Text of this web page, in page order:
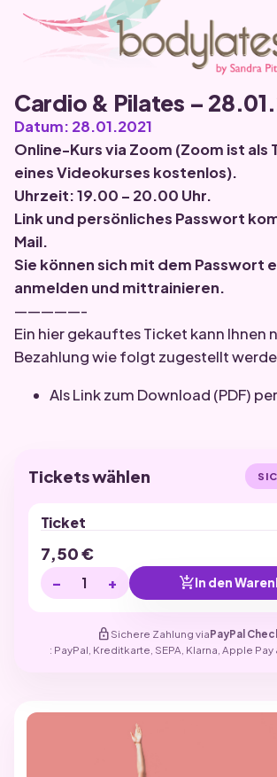
Cardio & Pilates –
Datum: 28.01.2021
Online-Kurs via Zoom (Zoom ist als
eines Videokurses kostenlos).
Uhrzeit: 19.00 – 20.00 Uhr.
Link und persönliches Passwort
Mail.
Sie können sich mit dem Passwort
anmelden und mittrainieren.
—————-
Ein hier gekauftes Ticket kann Ihnen
Bezahlung wie folgt zugestellt
Als Link zum Download (PDF)
Tickets wählen
Ticket
7,50€
− + add_shopping_cartIn den
lock Sichere Zahlung viaPayPal
: PayPal, Kreditkarte, SEPA, Klarna, Apple Pay